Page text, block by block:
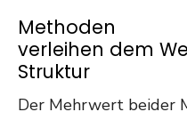
Methoden
verleihen dem
Struktur
Der Mehrwert beider